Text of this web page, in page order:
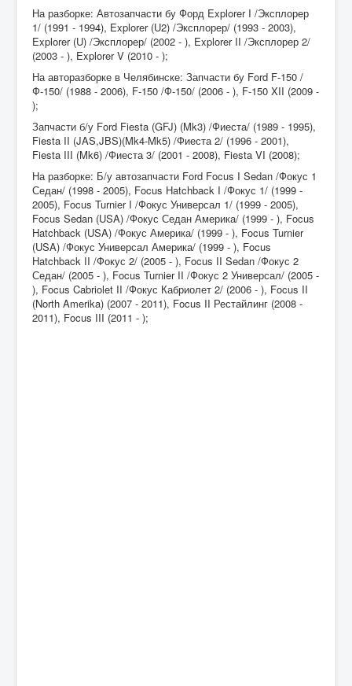
На разборке: Автозапчасти бу Форд Explorer I /Эксплорер
1/ (1991 - 1994), Explorer (U2) /Эксплорер/ (1993 - 2003),
Explorer (U) /Эксплорер/ (2002 - ), Explorer II /Эксплорер 2/
(2003 - ), Explorer V (2010 - );
На авторазборке в Челябинске: Запчасти бу Ford F-150 /
Ф-150/ (1988 - 2006), F-150 /Ф-150/ (2006 - ), F-150 XII (2009 -
);
Запчасти б/у Ford Fiesta (GFJ) (Mk3) /Фиеста/ (1989 - 1995),
Fiesta II (JAS,JBS)(Mk4-Mk5) /Фиеста 2/ (1996 - 2001),
Fiesta III (Mk6) /Фиеста 3/ (2001 - 2008), Fiesta VI (2008);
На разборке: Б/у автозапчасти Ford Focus I Sedan /Фокус 1
Седан/ (1998 - 2005), Focus Hatchback I /Фокус 1/ (1999 -
2005), Focus Turnier I /Фокус Универсал 1/ (1999 - 2005),
Focus Sedan (USA) /Фокус Седан Америка/ (1999 - ), Focus
Hatchback (USA) /Фокус Америка/ (1999 - ), Focus Turnier
(USA) /Фокус Универсал Америка/ (1999 - ), Focus
Hatchback II /Фокус 2/ (2005 - ), Focus II Sedan /Фокус 2
Седан/ (2005 - ), Focus Turnier II /Фокус 2 Универсал/ (2005 -
), Focus Cabriolet II /Фокус Кабриолет 2/ (2006 - ), Focus II
(North Amerika) (2007 - 2011), Focus II Рестайлинг (2008 -
2011), Focus III (2011 - );